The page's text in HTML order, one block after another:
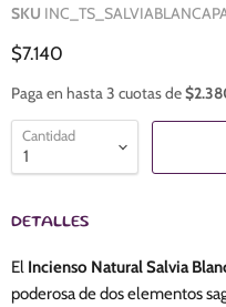
SKU
$7.140
Paga en hasta 3 cuotas de
Cantidad
DETALLES
El Incienso Natural Salvia
poderosa de dos elementos